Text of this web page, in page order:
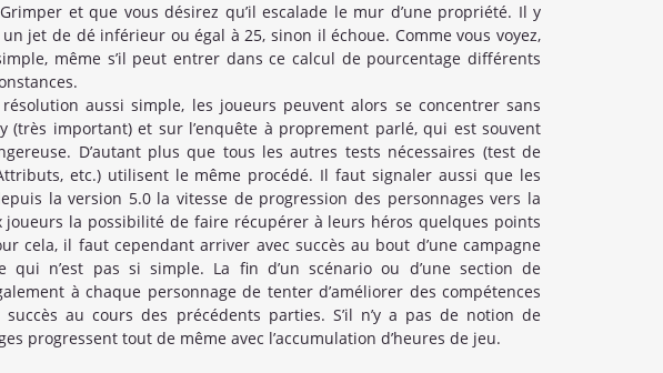
et que vous désirez qu’il escalade le mur d’une propriété. Il y
jet de dé inférieur ou égal à 25, sinon il échoue. Comme vous voyez,
même s’il peut entrer dans ce calcul de pourcentage différents
aussi simple, les joueurs peuvent alors se concentrer sans
(très important) et sur l’enquête à proprement parlé, qui est souvent
D’autant plus que tous les autres tests nécessaires (test de
etc.) utilisent le même procédé. Il faut signaler aussi que les
la version 5.0 la vitesse de progression des personnages vers la
joueurs la possibilité de faire récupérer à leurs héros quelques points
cela, il faut cependant arriver avec succès au bout d’une campagne
qui n’est pas si simple. La fin d’un scénario ou d’une section de
à chaque personnage de tenter d’améliorer des compétences
succès au cours des précédents parties. S’il n’y a pas de notion de
progressent tout de même avec l’accumulation d’heures de jeu.